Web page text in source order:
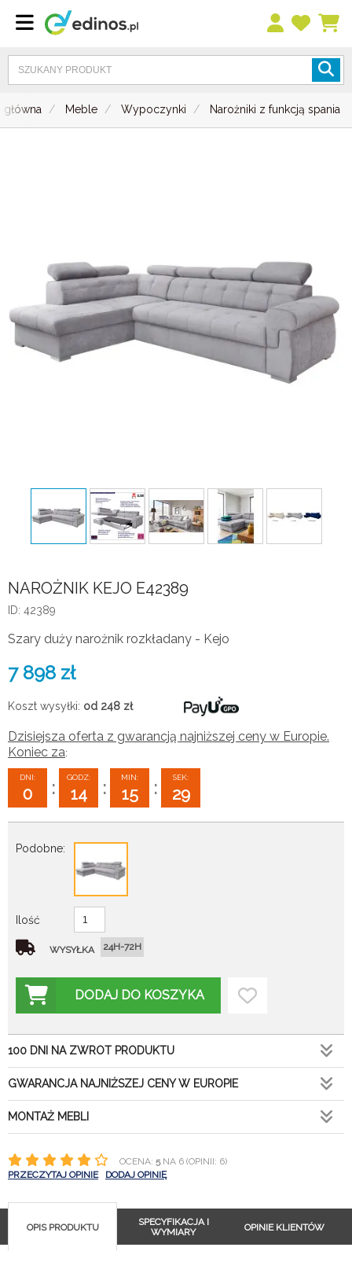
główna Meble Wypoczynki Narożniki z funkcją spania
NAROŻNIK KEJO E42389
ID: 42389
Szary duży narożnik rozkładany - Kejo
7 898 zł
Koszt wysyłki: od 248 zł
Dzisiejsza oferta z gwarancją najniższej ceny w Europie.
Koniec za:
DNI:
0 :
GODZ:
14 :
MIN:
15 :
SEK:
28
Podobne:
Ilość
WYSYŁKA 24H-72H
DODAJ DO KOSZYKA
100 DNI NA ZWROT PRODUKTU
GWARANCJA NAJNIŻSZEJ CENY W EUROPIE
MONTAŻ MEBLI
OCENA: 5NA 6 (OPINII: 6)
PRZECZYTAJ OPINIE
DODAJ OPINIĘ
OPIS PRODUKTU
SPECYFIKACJA I
WYMIARY
OPINIE KLIENTÓW